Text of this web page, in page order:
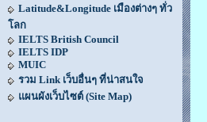
Latitude&Longitude เมืองต่างๆ ทั่ว
โลก
IELTS British Council
IELTS IDP
MUIC
รวม Link เว็บอื่นๆ ที่น่าสนใจ
แผนผังเว็บไซต์ (Site Map)